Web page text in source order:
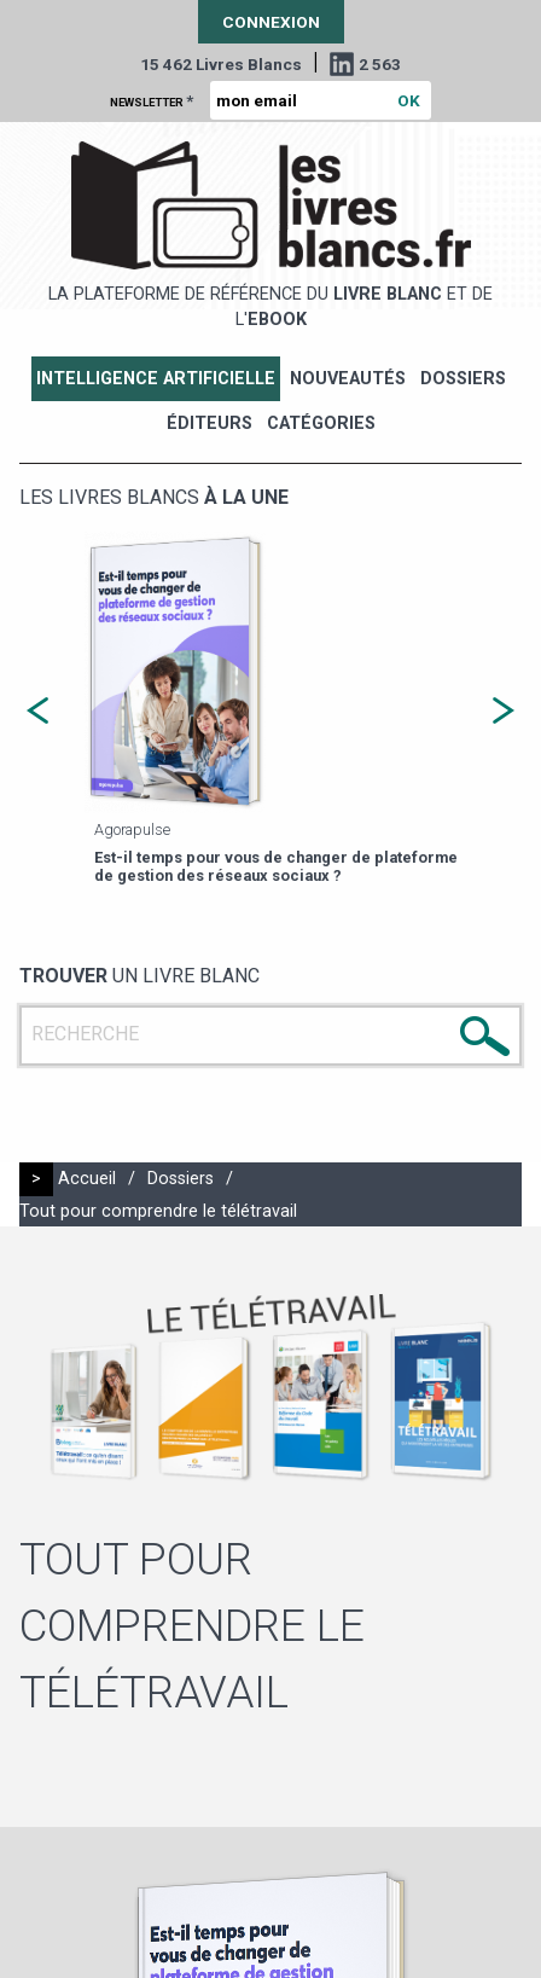
CONNEXION
15 462 Livres Blancs | 2 563
NEWSLETTER *
LA PLATEFORME DE RÉFÉRENCE DU LIVRE BLANC ET DE
L' EBOOK
INTELLIGENCE ARTIFICIELLE NOUVEAUTÉS DOSSIERS
ÉDITEURS CATÉGORIES
LES LIVRES BLANCS À LA UNE
Agorapulse
Est-il temps pour vous de changer de plateforme
de gestion des réseaux sociaux ?
TROUVER UN LIVRE BLANC
> Accueil / Dossiers
/
Tout pour comprendre le télétravail
TOUT POUR
COMPRENDRE LE
TÉLÉTRAVAIL